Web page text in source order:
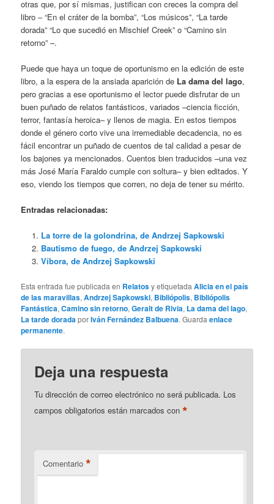
otras que, por sí mismas, justifican con creces la compra del
libro – “En el cráter de la bomba”, “Los músicos”, “La tarde
dorada” “Lo que sucedió en Mischief Creek” o “Camino sin
retorno” –.
Puede que haya un toque de oportunismo en la edición de este
libro, a la espera de la ansiada aparición de La dama del lago,
pero gracias a ese oportunismo el lector puede disfrutar de un
buen puñado de relatos fantásticos, variados –ciencia ficción,
terror, fantasía heroica– y llenos de magia. En estos tiempos
donde el género corto vive una irremediable decadencia, no es
fácil encontrar un puñado de cuentos de tal calidad a pesar de
los bajones ya mencionados. Cuentos bien traducidos –una vez
más José María Faraldo cumple con soltura– y bien editados. Y
eso, viendo los tiempos que corren, no deja de tener su mérito.
Entradas relacionadas:
La torre de la golondrina, de Andrzej Sapkowski
Bautismo de fuego, de Andrzej Sapkowski
Víbora, de Andrzej Sapkowski
Esta entrada fue publicada en Relatosy etiquetadaAlicia en el país
de las maravillas,Andrzej Sapkowski, Bibliópolis, Bibliópolis
Fantástica,Camino sin retorno,Geralt de Rivia, La dama del lago,
La tarde dorada porIván Fernández Balbuena. Guardaenlace
permanente.
Deja una respuesta
Tu dirección de correo electrónico no será publicada. Los
campos obligatorios están marcados con*
Comentario *